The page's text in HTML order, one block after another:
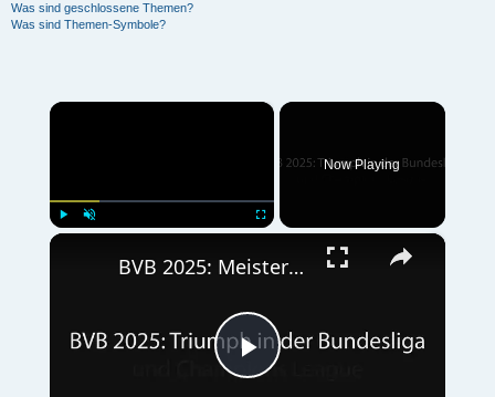
Was sind geschlossene Themen?
Was sind Themen-Symbole?
×
Now Playing
×
P
BVB 2025: Meisterschaft und Champions League-Erfolg